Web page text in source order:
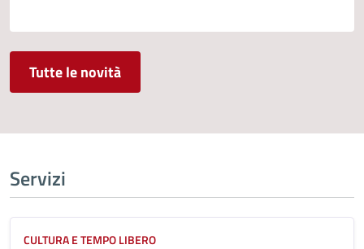
Tutte le novità
Servizi
CULTURA E TEMPO LIBERO